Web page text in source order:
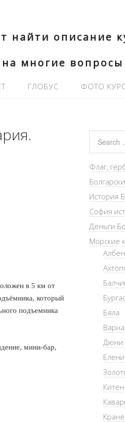
найти описание
многие вопросы
ГЛОБУС ФОТО
в 5 км от
который
подъемника
мини-бар,
Флаг,
История
София
Деньги
Морские
Бяла
Варна
Дюни
Китен